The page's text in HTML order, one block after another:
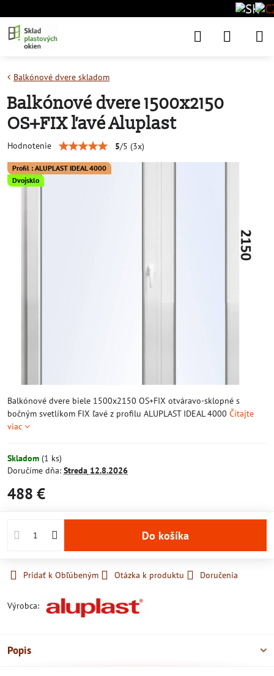
Profil : ALUPLAST IDEAL 4000
Dvojsklo
Balkónové dvere skladom
Balkónové dvere 1500x2150
OS+FIX ľavé Aluplast
Hodnotenie 5/5 (3x)
Balkónové dvere biele 1500x2150 OS+FIX otváravo-sklopné s
bočným svetlíkom FIX ľavé z profilu ALUPLAST IDEAL 4000 Čítajte
viac
Skladom (1 ks)
Doručíme dňa: Streda 12.8.2026
488 €
Do košíka
Pridať k Obľúbeným Otázka k produktu Doručenia
Výrobca:
Popis